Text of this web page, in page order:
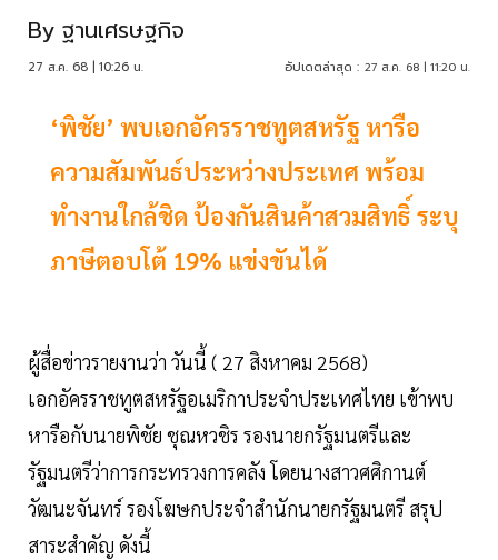
By ฐานเศรษฐกิจ
27 ส.ค. 68 | 10:26 น. อัปเดตล่าสุด : 27 ส.ค. 68 | 11:20 น.
‘พิชัย’ พบเอกอัครราชทูตสหรัฐ หารือ
ความสัมพันธ์ประหว่างประเทศ พร้อม
ทำงานใกล้ชิด ป้องกันสินค้าสวมสิทธิ์ ระบุ
ภาษีตอบโต้ 19% แข่งขันได้
ผู้สื่อข่าวรายงานว่า วันนี้ ( 27 สิงหาคม 2568)
เอกอัครราชทูตสหรัฐอเมริกาประจำประเทศไทย เข้าพบ
หารือกับนายพิชัย ชุณหวชิร รองนายกรัฐมนตรีและ
รัฐมนตรีว่าการกระทรวงการคลัง โดยนางสาวศศิกานต์
วัฒนะจันทร์ รองโฆษกประจำสำนักนายกรัฐมนตรี สรุป
สาระสำคัญ ดังนี้